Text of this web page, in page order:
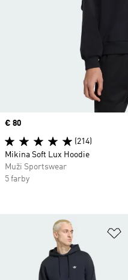
Price
€ 80
(214)
Mikina Soft Lux Hoodie
Muži Sportswear
5 farby